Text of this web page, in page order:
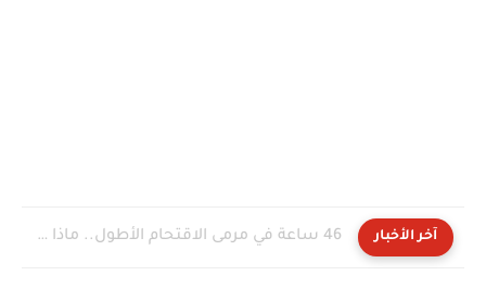
آخر الأخبار 46 ساعة في مرمى الاقتحام الأطول.. ماذا جرى في...